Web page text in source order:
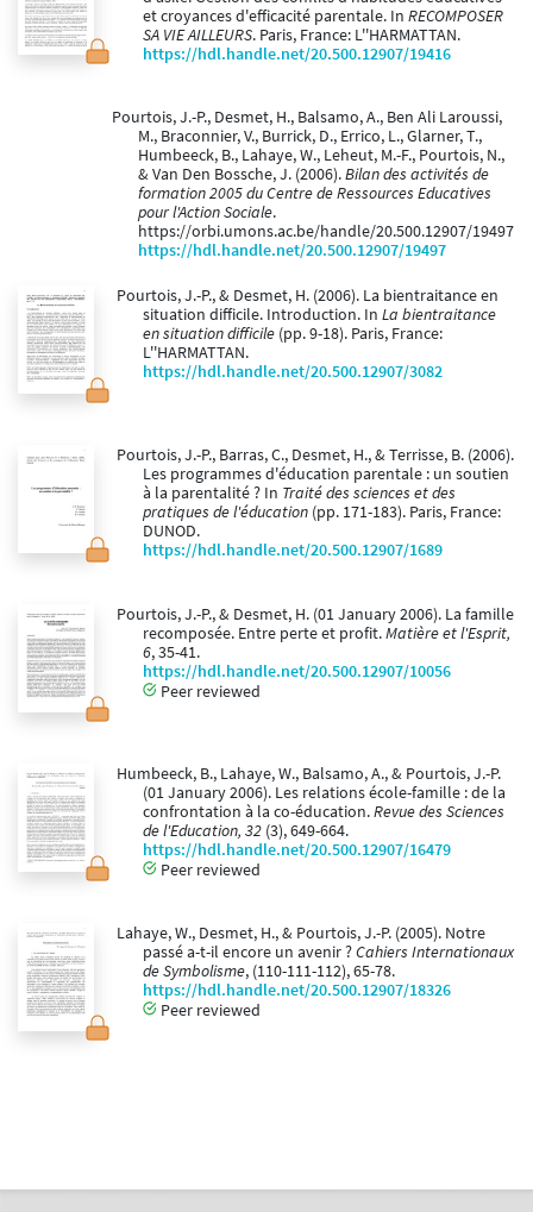
et croyances d'efficacité parentale. In RECOMPOSER
SA VIE AILLEURS. Paris, France: L''HARMATTAN.
https://hdl.handle.net/20.500.12907/19416
Pourtois, J.-P., Desmet, H., Balsamo, A., Ben Ali Laroussi,
M., Braconnier, V., Burrick, D., Errico, L., Glarner, T.,
Humbeeck, B., Lahaye, W., Leheut, M.-F., Pourtois, N.,
& Van Den Bossche, J. (2006).Bilan des activités de
formation 2005 du Centre de Ressources Educatives
pour l'Action Sociale.
https://orbi.umons.ac.be/handle/20.500.12907/19497
https://hdl.handle.net/20.500.12907/19497
Pourtois, J.-P., & Desmet, H. (2006). La bientraitance en
situation difficile. Introduction. In La bientraitance
en situation difficile (pp. 9-18). Paris, France:
L''HARMATTAN.
https://hdl.handle.net/20.500.12907/3082
Pourtois, J.-P., Barras, C., Desmet, H., & Terrisse, B. (2006).
Les programmes d'éducation parentale : un soutien
à la parentalité ? In Traité des sciences et des
pratiques de l'éducation (pp. 171-183). Paris, France:
DUNOD.
https://hdl.handle.net/20.500.12907/1689
Pourtois, J.-P., & Desmet, H. (01 January 2006). La famille
recomposée. Entre perte et profit.Matière et l'Esprit,
6, 35-41.
https://hdl.handle.net/20.500.12907/10056
Peer reviewed
Humbeeck, B., Lahaye, W., Balsamo, A., & Pourtois, J.-P.
(01 January 2006). Les relations école-famille : de la
confrontation à la co-éducation.Revue des Sciences
de l'Education, 32 (3), 649-664.
https://hdl.handle.net/20.500.12907/16479
Peer reviewed
Lahaye, W., Desmet, H., & Pourtois, J.-P. (2005). Notre
passé a-t-il encore un avenir ?Cahiers Internationaux
de Symbolisme, (110-111-112), 65-78.
https://hdl.handle.net/20.500.12907/18326
Peer reviewed